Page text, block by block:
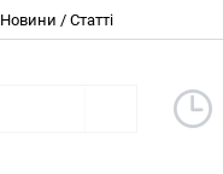
Новини / Статті